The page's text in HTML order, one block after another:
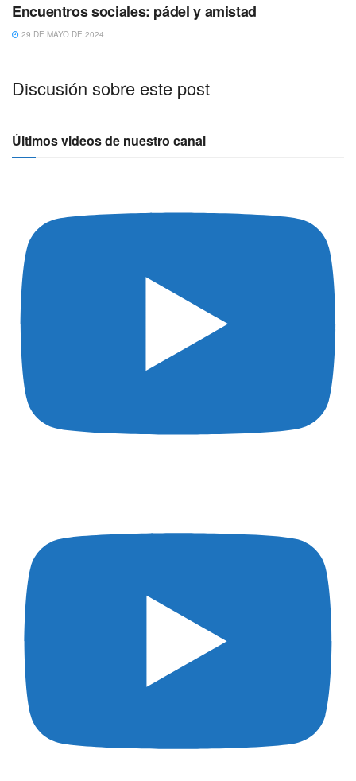
Encuentros sociales: pádel y amistad
29 DE MAYO DE 2024
Discusión sobre este post
Últimos videos de nuestro canal